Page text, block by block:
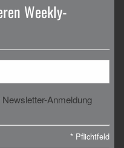
Weekly-
Anmeldung
* Pflichtfeld